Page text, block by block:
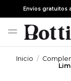
Envíos gratuitos
Inicio